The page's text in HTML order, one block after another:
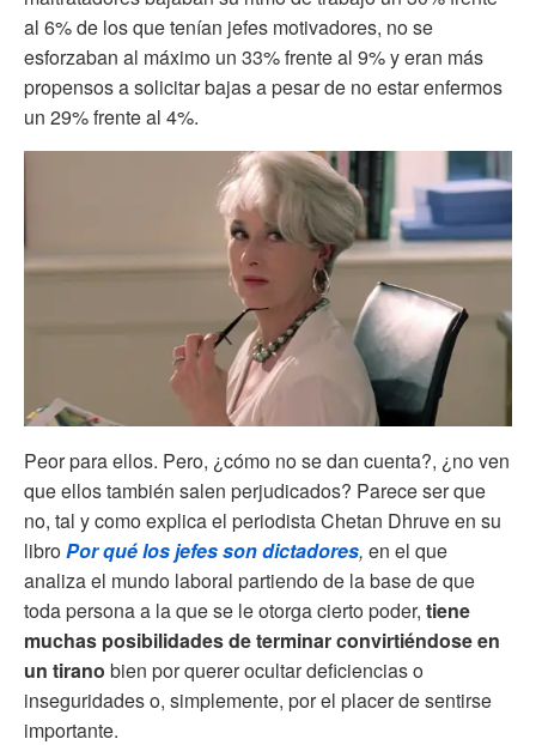
al 6% de los que tenían jefes motivadores, no se
esforzaban al máximo un 33% frente al 9% y eran más
propensos a solicitar bajas a pesar de no estar enfermos
un 29% frente al 4%.
Peor para ellos. Pero, ¿cómo no se dan cuenta?, ¿no ven
que ellos también salen perjudicados? Parece ser que
no, tal y como explica el periodista Chetan Dhruve en su
libroPor qué los jefes son dictadores, en el que
analiza el mundo laboral partiendo de la base de que
toda persona a la que se le otorga cierto poder, tiene
muchas posibilidades de terminar convirtiéndose en
un tirano bien por querer ocultar deficiencias o
inseguridades o, simplemente, por el placer de sentirse
importante.